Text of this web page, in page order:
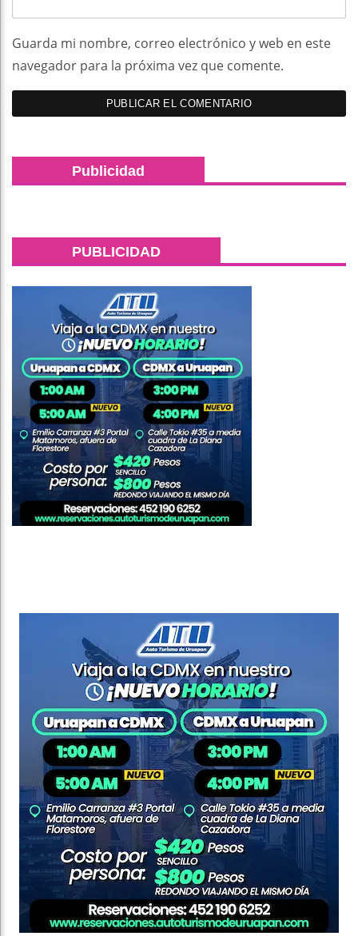
Guarda mi nombre, correo electrónico y web en este
navegador para la próxima vez que comente.
Publicidad
PUBLICIDAD